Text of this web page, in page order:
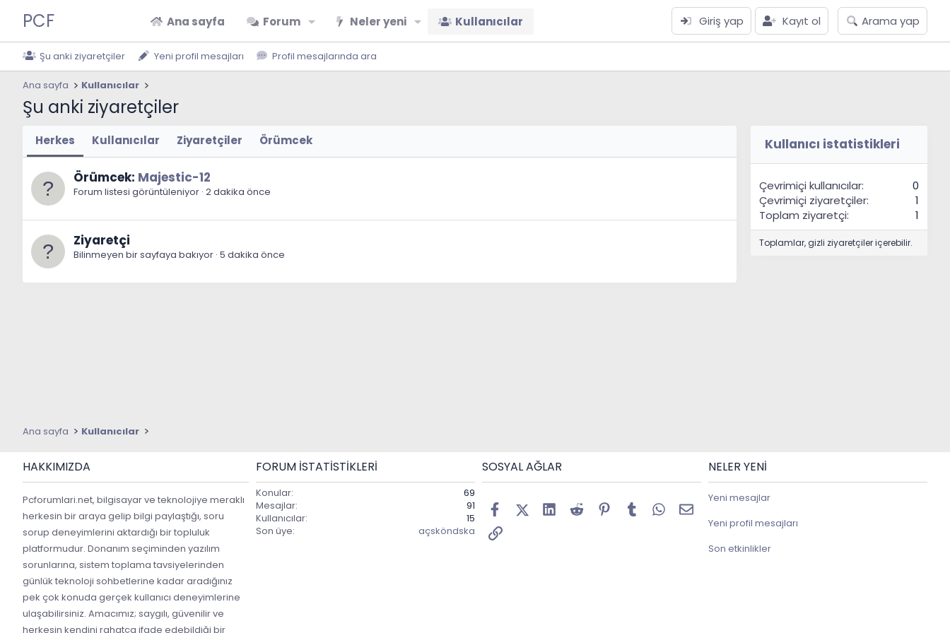
PCF Ana sayfa Forum Neler yeni Kullanıcılar Giriş yap Kayıt ol Arama yap
Şu anki ziyaretçiler Yeni profil mesajları Profil mesajlarında ara
Ana sayfa Kullanıcılar
Şu anki ziyaretçiler
Herkes Kullanıcılar Ziyaretçiler Örümcek
Örümcek: Majestic-12
Forum listesi görüntüleniyor 2 dakika önce
Ziyaretçi
Bilinmeyen bir sayfaya bakıyor 5 dakika önce
Kullanıcı istatistikleri
Çevrimiçi kullanıcılar
0
Çevrimiçi ziyaretçiler
1
Toplam ziyaretçi
1
Toplamlar, gizli ziyaretçiler içerebilir.
Ana sayfa Kullanıcılar
HAKKIMIZDA
Pcforumlari.net, bilgisayar ve teknolojiye meraklı
herkesin bir araya gelip bilgi paylaştığı, soru
sorup deneyimlerini aktardığı bir topluluk
platformudur. Donanım seçiminden yazılım
sorunlarına, sistem toplama tavsiyelerinden
günlük teknoloji sohbetlerine kadar aradığınız
pek çok konuda gerçek kullanıcı deneyimlerine
ulaşabilirsiniz. Amacımız; saygılı, güvenilir ve
herkesin kendini rahatça ifade edebildiği bir
FORUM ISTATISTIKLERI
Konular
69
Mesajlar
91
Kullanıcılar
15
Son üye
açsköndska
SOSYAL AĞLAR
FacebookX (Twitter)
LinkedInReddit Pinterest
Tumblr WhatsApp
E-posta
Link
NELER YENI
Yeni mesajlar
Yeni profil mesajları
Son etkinlikler